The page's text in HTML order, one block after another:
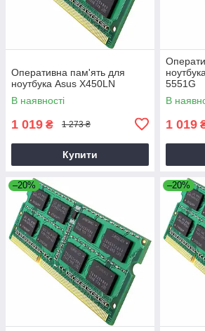
Оперативна пам'ять для
ноутбука Asus X450LN
В наявності
1 019 ₴ 1 273 ₴
Купити
5551G
В
1 019
–20% –20%